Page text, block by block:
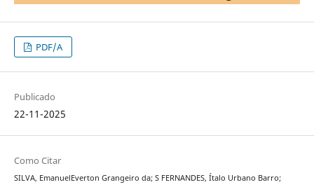
PDF/A
Publicado
22-11-2025
Como Citar
SILVA, EmanuelEverton Grangeiro da; S FERNANDES, Ítalo Urbano Barro;